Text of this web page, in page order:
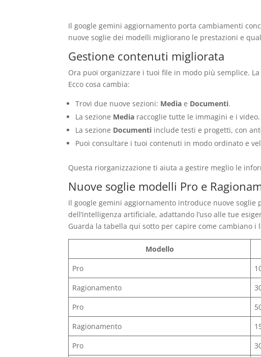
Il google gemini aggiornamento porta cambiamenti
nuove soglie dei modelli migliorano le prestazioni e
Gestione contenuti migliorata
Ora puoi organizzare i tuoi file in modo più semplice.
Ecco cosa cambia:
Trovi due nuove sezioni: Media e Documenti.
La sezione Media raccoglie tutte le immagini e i video.
La sezione Documenti include testi e progetti, con
Puoi consultare i tuoi contenuti in modo ordinato e
Questa riorganizzazione ti aiuta a gestire meglio le
Nuove soglie modelli Pro e
Il google gemini aggiornamento introduce nuove
dell’intelligenza artificiale, adattando l’uso alle tue
Guarda la tabella qui sotto per capire come cambiano
Modello
Pro
Ragionamento
Pro
Ragionamento
Pro